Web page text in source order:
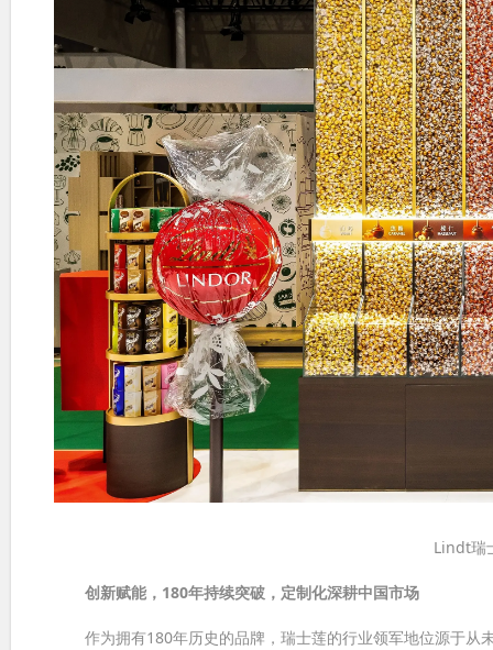
Lindt瑞
创新赋能，180年持续突破，定制化深耕中国市场
作为拥有180年历史的品牌，瑞士莲的行业领军地位源于从